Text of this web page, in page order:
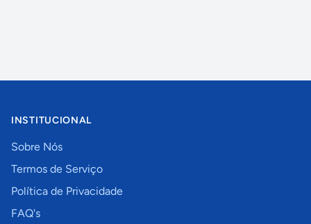
INSTITUCIONAL
Sobre Nós
Termos de Serviço
Política de Privacidade
FAQ's